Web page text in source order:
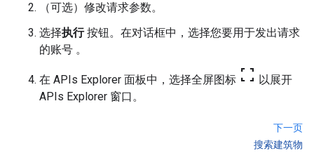
（可选）修改请求参数。
选择执行按钮。在对话框中，选择您要用于发出请求
的账号 。
在 APIs Explorer 面板中，选择全屏图标 fullscreen 以展开
APIs Explorer 窗口。
下一页
搜索建筑物